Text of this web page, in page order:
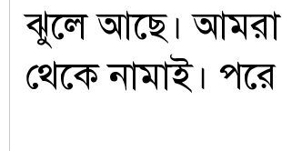
ঝুলে আছে। আমরা
থেকে নামাই।